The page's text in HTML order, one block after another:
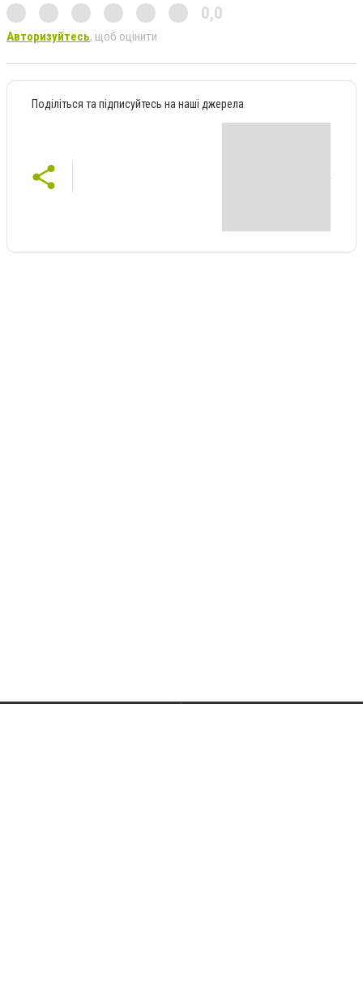
0,0
Авторизуйтесь, щоб оцінити
Поділіться та підписуйтесь на наші джерела